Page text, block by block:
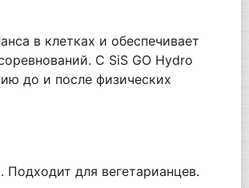
в клетках и обеспечивает
С SiS GO Hydro
до и после физических
для вегетарианцев.